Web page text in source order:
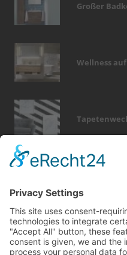
Großer
Wellness
dach dämmung
immobilien
wellness